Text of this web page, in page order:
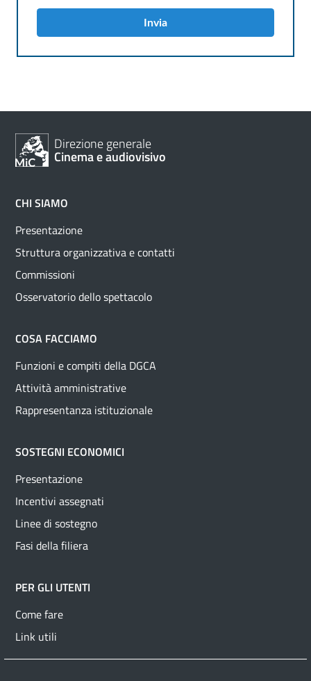
Invia
Direzione generale
Cinema e audiovisivo
CHI SIAMO
Presentazione
Struttura organizzativa e contatti
Commissioni
Osservatorio dello spettacolo
COSA FACCIAMO
Funzioni e compiti della DGCA
Attività amministrative
Rappresentanza istituzionale
SOSTEGNI ECONOMICI
Presentazione
Incentivi assegnati
Linee di sostegno
Fasi della filiera
PER GLI UTENTI
Come fare
Link utili